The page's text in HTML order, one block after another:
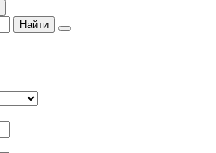
Найти